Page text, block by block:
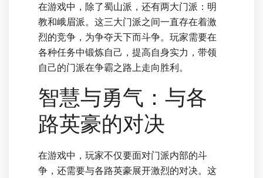
在游戏中，除了蜀山派，还有两大门派：明
教和峨眉派。这三大门派之间一直存在着激
烈的竞争，为争夺天下而斗争。玩家需要在
各种任务中锻炼自己，提高自身实力，带领
自己的门派在争霸之路上走向胜利。
智慧与勇气：与各
路英豪的对决
在游戏中，玩家不仅要面对门派内部的斗
争，还需要与各路英豪展开激烈的对决。这